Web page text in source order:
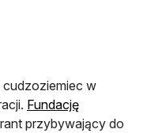
w
Fundację
przybywający do